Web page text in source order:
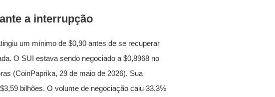
a interrupção
um mínimo de $0,90 antes de se recuperar
O SUI estava sendo negociado a $0,8968 no
(CoinPaprika, 29 de maio de 2026). Sua
bilhões. O volume de negociação caiu 33,3%